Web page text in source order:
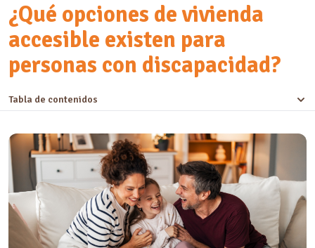
¿Qué opciones de vivienda
accesible existen para
personas con discapacidad?
Tabla de contenidos
Opciones de vivienda accesible para personas con discapacidad
Preguntas frecuentes sobre vivienda accesible
¿Qué significa vivienda accesible?